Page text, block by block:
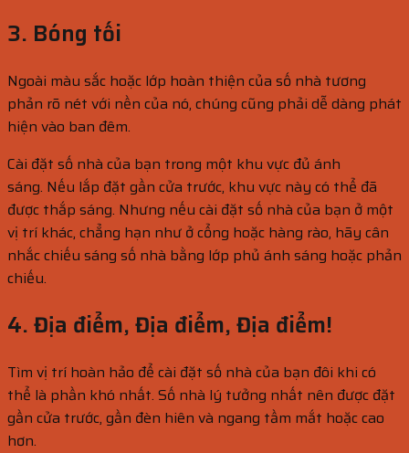
3. Bóng tối
Ngoài màu sắc hoặc lớp hoàn thiện của số nhà tương
phản rõ nét với nền của nó, chúng cũng phải dễ dàng phát
hiện vào ban đêm.
Cài đặt số nhà của bạn trong một khu vực đủ ánh
sáng. Nếu lắp đặt gần cửa trước, khu vực này có thể đã
được thắp sáng. Nhưng nếu cài đặt số nhà của bạn ở một
vị trí khác, chẳng hạn như ở cổng hoặc hàng rào, hãy cân
nhắc chiếu sáng số nhà bằng lớp phủ ánh sáng hoặc phản
chiếu.
4. Địa điểm, Địa điểm, Địa điểm!
Tìm vị trí hoàn hảo để cài đặt số nhà của bạn đôi khi có
thể là phần khó nhất. Số nhà lý tưởng nhất nên được đặt
gần cửa trước, gần đèn hiên và ngang tầm mắt hoặc cao
hơn.